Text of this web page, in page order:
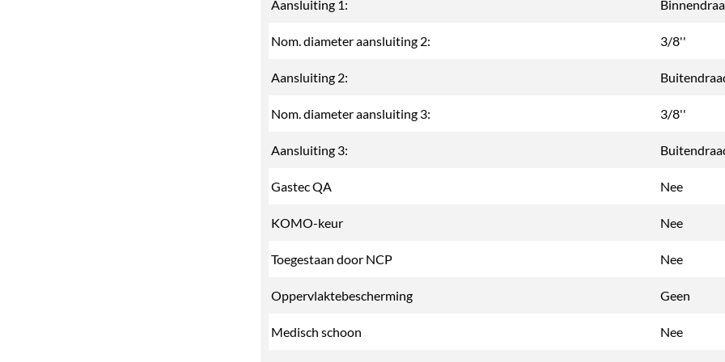
Aansluiting 1:
Nom. diameter aansluiting 2: 3/8''
Aansluiting 2:
Nom. diameter aansluiting 3: 3/8''
Aansluiting 3:
Gastec QA Nee
KOMO-keur Nee
Toegestaan door NCP Nee
Oppervlaktebescherming Geen
Medisch schoon Nee